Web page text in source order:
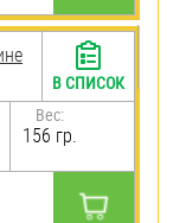
Вес:
156 гр.
В СПИСОК